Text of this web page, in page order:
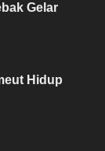
Gelar
Hidup